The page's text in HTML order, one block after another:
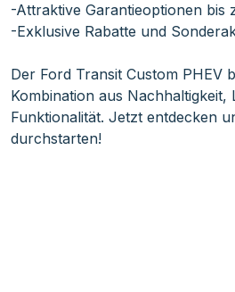
-Attraktive Garantieoptionen bis
-Exklusive Rabatte und
Der Ford Transit Custom PHEV
Kombination aus Nachhaltigkeit,
Funktionalität. Jetzt entdecken
durchstarten!